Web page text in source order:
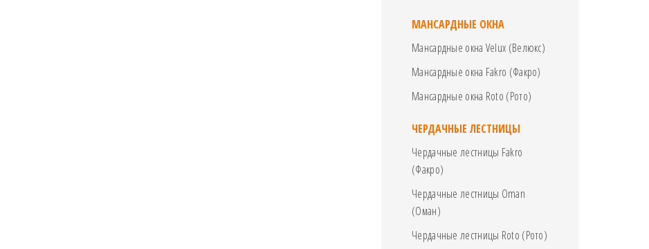
МАНСАРДНЫЕ ОКНА
Мансардные окна Velux (Велюкс)
Мансардные окна Fakro (Факро)
Мансардные окна Roto (Рото)
ЧЕРДАЧНЫЕ ЛЕСТНИЦЫ
Чердачные лестницы Fakro
(Факро)
Чердачные лестницы Oman
(Оман)
Чердачные лестницы Roto (Рото)